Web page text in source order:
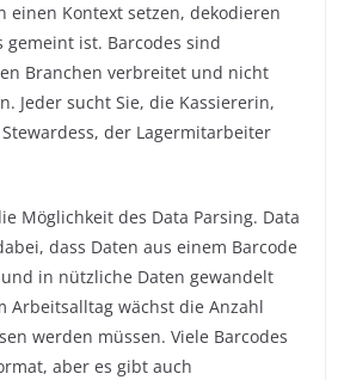
einen Kontext setzen, dekodieren
gemeint ist. Barcodes sind
Branchen verbreitet und nicht
Jeder sucht Sie, die Kassiererin,
der Lagermitarbeiter
Möglichkeit des Data Parsing. Data
dass Daten aus einem Barcode
in nützliche Daten gewandelt
Arbeitsalltag wächst die Anzahl
werden müssen. Viele Barcodes
aber es gibt auch